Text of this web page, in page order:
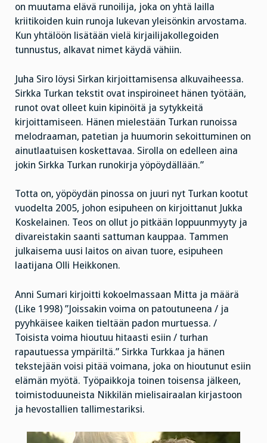
on muutama elävä runoilija, joka on yhtä lailla
kriitikoiden kuin runoja lukevan yleisönkin arvostama.
Kun yhtälöön lisätään vielä kirjailijakollegoiden
tunnustus, alkavat nimet käydä vähiin.
Juha Siro löysi Sirkan kirjoittamisensa alkuvaiheessa.
Sirkka Turkan tekstit ovat inspiroineet hänen työtään,
runot ovat olleet kuin kipinöitä ja sytykkeitä
kirjoittamiseen. Hänen mielestään Turkan runoissa
melodraaman, patetian ja huumorin sekoittuminen on
ainutlaatuisen koskettavaa. Sirolla on edelleen aina
jokin Sirkka Turkan runokirja yöpöydällään.”
Totta on, yöpöydän pinossa on juuri nyt Turkan kootut
vuodelta 2005, johon esipuheen on kirjoittanut Jukka
Koskelainen. Teos on ollut jo pitkään loppuunmyyty ja
divareistakin saanti sattuman kauppaa. Tammen
julkaisema uusi laitos on aivan tuore, esipuheen
laatijana Olli Heikkonen.
Anni Sumari kirjoitti kokoelmassaan Mitta ja määrä
(Like 1998) ”Joissakin voima on patoutuneena / ja
pyyhkäisee kaiken tieltään padon murtuessa. /
Toisista voima hioutuu hitaasti esiin / turhan
rapautuessa ympäriltä.” Sirkka Turkkaa ja hänen
tekstejään voisi pitää voimana, joka on hioutunut esiin
elämän myötä. Työpaikkoja toinen toisensa jälkeen,
toimistoduuneista Nikkilän mielisairaalan kirjastoon
ja hevostallien tallimestariksi.